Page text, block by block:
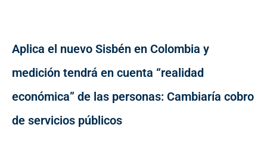
Aplica el nuevo Sisbén en Colombia y
medición tendrá en cuenta “realidad
económica” de las personas: Cambiaría cobro
de servicios públicos